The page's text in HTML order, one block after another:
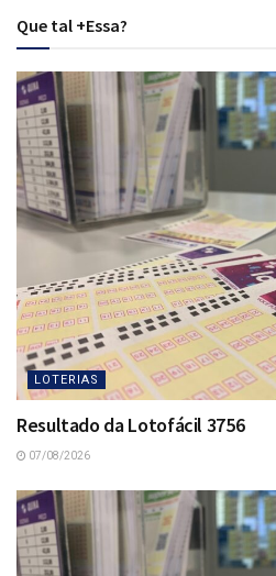
Que tal +Essa?
LOTERIAS
Resultado da Lotofácil 3756
07/08/2026